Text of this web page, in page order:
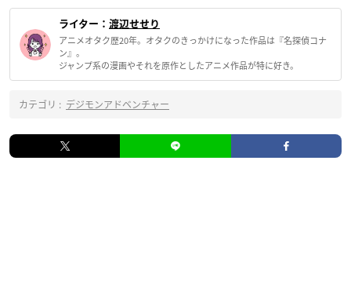
ライター： 渡辺せせり
アニメオタク歴20年。オタクのきっかけになった作品は『名探偵コナ
ン』。
ジャンプ系の漫画やそれを原作としたアニメ作品が特に好き。
カテゴリ : デジモンアドベンチャー